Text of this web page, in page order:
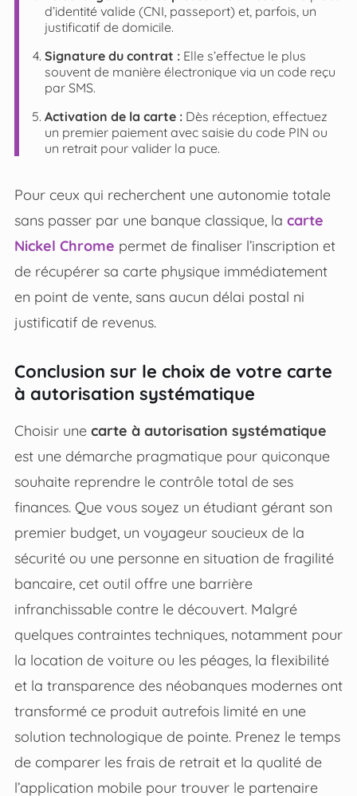
d’identité valide (CNI, passeport) et, parfois, un
justificatif de domicile.
Signature du contrat :Elle s’effectue le plus
souvent de manière électronique via un code reçu
par SMS.
Activation de la carte :Dès réception, effectuez
un premier paiement avec saisie du code PIN ou
un retrait pour valider la puce.
Pour ceux qui recherchent une autonomie totale
sans passer par une banque classique, la carte
Nickel Chrome permet de finaliser l’inscription et
de récupérer sa carte physique immédiatement
en point de vente, sans aucun délai postal ni
justificatif de revenus.
Conclusion sur le choix de votre carte
à autorisation systématique
Choisir une carte à autorisation systématique
est une démarche pragmatique pour quiconque
souhaite reprendre le contrôle total de ses
finances. Que vous soyez un étudiant gérant son
premier budget, un voyageur soucieux de la
sécurité ou une personne en situation de fragilité
bancaire, cet outil offre une barrière
infranchissable contre le découvert. Malgré
quelques contraintes techniques, notamment pour
la location de voiture ou les péages, la flexibilité
et la transparence des néobanques modernes ont
transformé ce produit autrefois limité en une
solution technologique de pointe. Prenez le temps
de comparer les frais de retrait et la qualité de
l’application mobile pour trouver le partenaire